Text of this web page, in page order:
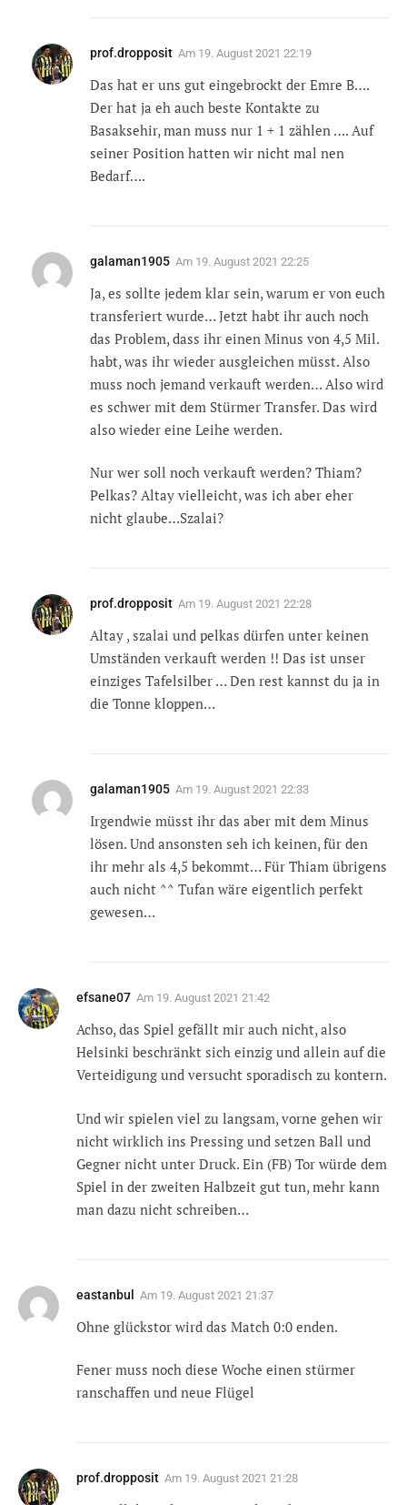
prof.dropposit Am 19. August 2021 22:19
Das hat er uns gut eingebrockt der Emre B….
Der hat ja eh auch beste Kontakte zu
Basaksehir, man muss nur 1 + 1 zählen …. Auf
seiner Position hatten wir nicht mal nen
Bedarf….
galaman1905 Am 19. August 2021 22:25
Ja, es sollte jedem klar sein, warum er von euch
transferiert wurde… Jetzt habt ihr auch noch
das Problem, dass ihr einen Minus von 4,5 Mil.
habt, was ihr wieder ausgleichen müsst. Also
muss noch jemand verkauft werden… Also wird
es schwer mit dem Stürmer Transfer. Das wird
also wieder eine Leihe werden.
Nur wer soll noch verkauft werden? Thiam?
Pelkas? Altay vielleicht, was ich aber eher
nicht glaube…Szalai?
prof.dropposit Am 19. August 2021 22:28
Altay , szalai und pelkas dürfen unter keinen
Umständen verkauft werden !! Das ist unser
einziges Tafelsilber … Den rest kannst du ja in
die Tonne kloppen…
galaman1905 Am 19. August 2021 22:33
Irgendwie müsst ihr das aber mit dem Minus
lösen. Und ansonsten seh ich keinen, für den
ihr mehr als 4,5 bekommt… Für Thiam übrigens
auch nicht ^^ Tufan wäre eigentlich perfekt
gewesen…
efsane07 Am 19. August 2021 21:42
Achso, das Spiel gefällt mir auch nicht, also
Helsinki beschränkt sich einzig und allein auf die
Verteidigung und versucht sporadisch zu kontern.
Und wir spielen viel zu langsam, vorne gehen wir
nicht wirklich ins Pressing und setzen Ball und
Gegner nicht unter Druck. Ein (FB) Tor würde dem
Spiel in der zweiten Halbzeit gut tun, mehr kann
man dazu nicht schreiben…
eastanbul Am 19. August 2021 21:37
Ohne glückstor wird das Match 0:0 enden.
Fener muss noch diese Woche einen stürmer
ranschaffen und neue Flügel
prof.dropposit Am 19. August 2021 21:28